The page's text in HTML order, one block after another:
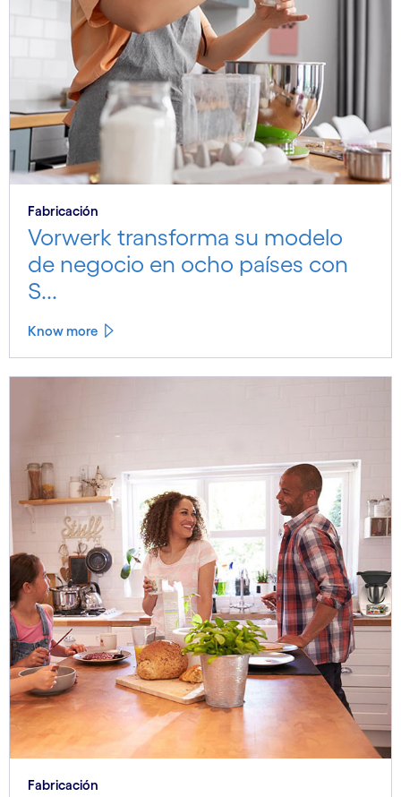
Fabricación
Vorwerk transforma su modelo
de negocio en ocho países con
S...
Know more
Fabricación